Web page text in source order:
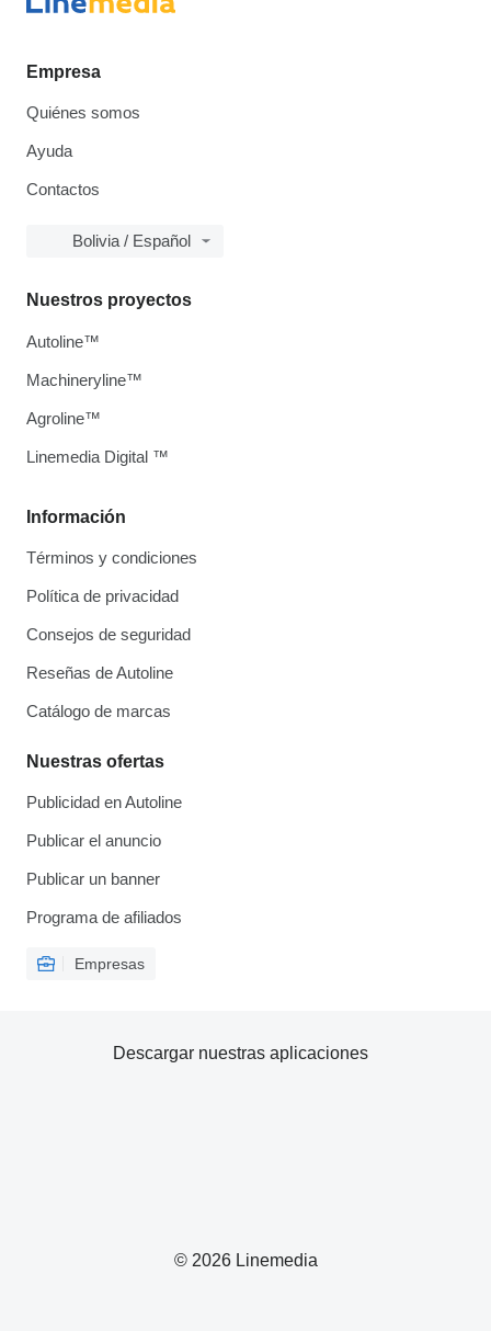
Empresa
Quiénes somos
Ayuda
Contactos
Bolivia / Español
Información
Términos y condiciones
Política de privacidad
Consejos de seguridad
Reseñas de Autoline
Catálogo de marcas
Nuestras ofertas
Publicidad en Autoline
Publicar el anuncio
Publicar un banner
Programa de afiliados
Empresas
Nuestros proyectos
Autoline™
Machineryline™
Agroline™
Linemedia Digital ™
© 2026 Linemedia
Descargar nuestras aplicaciones